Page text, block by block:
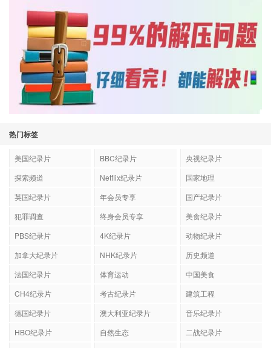
热门标签
美国纪录片 BBC纪录片
央视纪录片
探索频道
Netflix纪录片
国家地理
英国纪录片
年会员专享
国产纪录片
犯罪调查
终身会员专享
美食纪录片
PBS纪录片
4K纪录片
动物纪录片
加拿大纪录片
NHK纪录片
历史频道
法国纪录片
体育运动
中国美食
CH4纪录片
考古纪录片
建筑工程
德国纪录片
澳大利亚纪录片
音乐纪录片
HBO纪录片
自然生态
二战纪录片